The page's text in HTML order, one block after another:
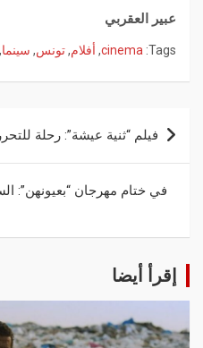
عبير العقربي
Tags:
cinema
, أفلام,تونس, سينما,
فيلم “ثنية عيشة”: رحلة
في ختام مهرجان “بعيونهن”:
إقرأ أيضا